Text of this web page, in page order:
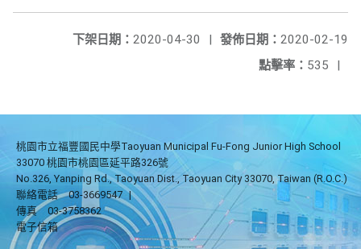
發佈日期： 2020-02-19
下架日期： 2020-04-30
|
點擊率： 535 |
桃園市立福豐國民中學Taoyuan Municipal Fu-Fong Junior High School
33070 桃園市桃園區延平路326號
No.326, Yanping Rd., Taoyuan Dist., Taoyuan City 33070, Taiwan (R.O.C.)
聯絡電話
03-3669547 |
傳真
03-3758362
電子信箱